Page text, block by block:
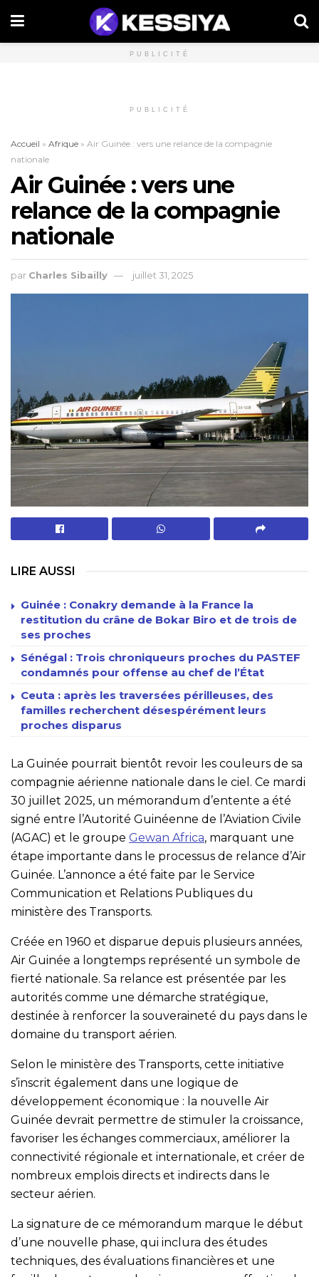
PUBLICITÉ
PUBLICITÉ
Accueil » Afrique » Air Guinée : vers une relance de la compagnie
nationale
Air Guinée : vers une
relance de la compagnie
nationale
par Charles Sibailly juillet 31, 2025
LIRE AUSSI
Guinée : Conakry demande à la France la
restitution du crâne de Bokar Biro et de trois de
ses proches
Sénégal : Trois chroniqueurs proches du PASTEF
condamnés pour offense au chef de l’État
Ceuta : après les traversées périlleuses, des
familles recherchent désespérément leurs
proches disparus
La Guinée pourrait bientôt revoir les couleurs de sa
compagnie aérienne nationale dans le ciel. Ce mardi
30 juillet 2025, un mémorandum d’entente a été
signé entre l’Autorité Guinéenne de l’Aviation Civile
(AGAC) et le groupe Gewan Africa, marquant une
étape importante dans le processus de relance d’Air
Guinée. L’annonce a été faite par le Service
Communication et Relations Publiques du
ministère des Transports.
Créée en 1960 et disparue depuis plusieurs années,
Air Guinée a longtemps représenté un symbole de
fierté nationale. Sa relance est présentée par les
autorités comme une démarche stratégique,
destinée à renforcer la souveraineté du pays dans le
domaine du transport aérien.
Selon le ministère des Transports, cette initiative
s’inscrit également dans une logique de
développement économique : la nouvelle Air
Guinée devrait permettre de stimuler la croissance,
favoriser les échanges commerciaux, améliorer la
connectivité régionale et internationale, et créer de
nombreux emplois directs et indirects dans le
secteur aérien.
La signature de ce mémorandum marque le début
d’une nouvelle phase, qui inclura des études
techniques, des évaluations financières et une